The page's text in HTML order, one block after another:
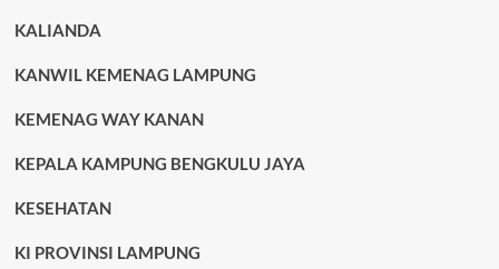
KALIANDA
KANWIL KEMENAG LAMPUNG
KEMENAG WAY KANAN
KEPALA KAMPUNG BENGKULU JAYA
KESEHATAN
KI PROVINSI LAMPUNG